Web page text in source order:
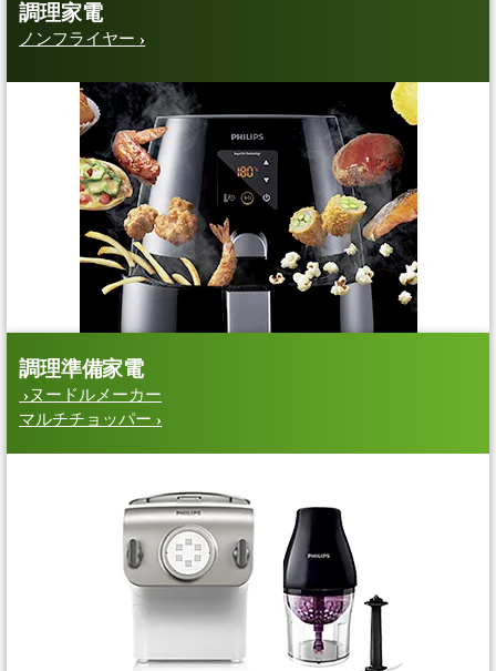
調理家電
ノンフライヤー
調理準備家電
ヌードルメーカー
マルチチョッパー